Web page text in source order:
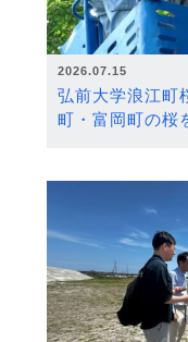
2026.07.15
弘前大学浪江
町・富岡町の桜